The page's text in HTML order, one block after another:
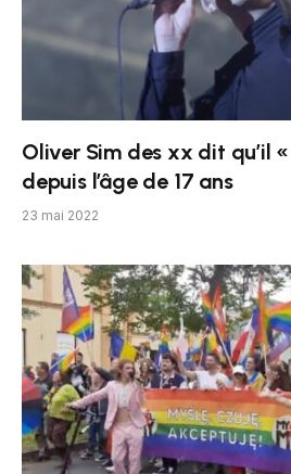
Oliver Sim des xx dit qu’il
depuis l’âge de 17 ans
23 mai 2022